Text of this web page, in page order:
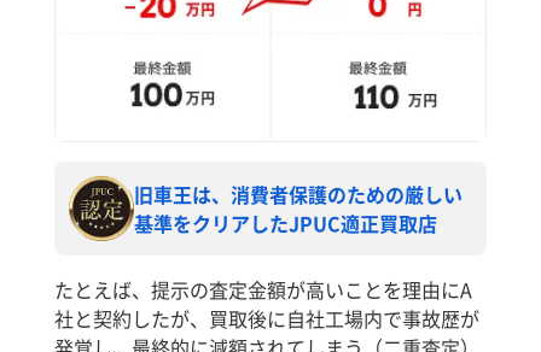
旧車王は、消費者保護のための厳しい
基準をクリアしたJPUC適正買取店
たとえば、提示の査定金額が高いことを理由にA
社と契約したが、買取後に自社工場内で事故歴が